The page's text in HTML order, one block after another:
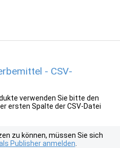
- CSV-
verwenden Sie bitte den
ersten Spalte der CSV-Datei
zu können, müssen Sie sich
Publisher anmelden